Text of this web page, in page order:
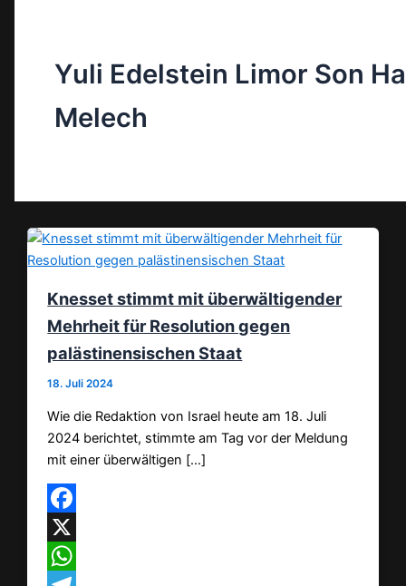
Yuli Edelstein Limor Son
Melech
Knesset stimmt mit überwältigender
Mehrheit für Resolution gegen
palästinensischen Staat
18. Juli 2024
Wie die Redaktion von Israel heute am 18. Juli
2024 berichtet, stimmte am Tag vor der Meldung
mit einer überwältigen […]
Facebook
X